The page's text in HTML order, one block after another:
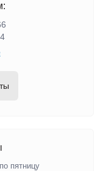
пятницу